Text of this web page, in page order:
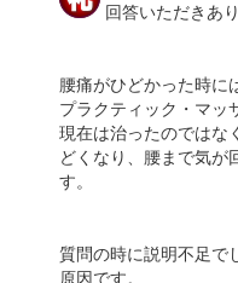
回答いただきあ
腰痛がひどかった時
プラクティック・マッ
現在は治ったのでは
どくなり、腰まで気が
す。
質問の時に説明不足で
原因です。